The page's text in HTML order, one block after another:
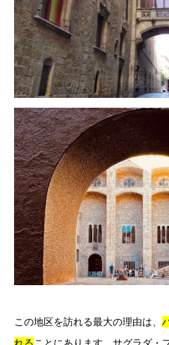
この地区を訪れる最大の理由は、